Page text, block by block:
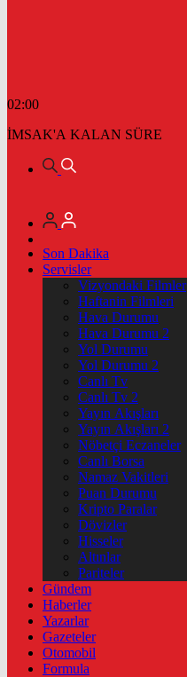
02:00
İMSAK'A KALAN SÜRE
Son Dakika
Servisler
Vizyondaki Filmler
Haftanin Filmleri
Hava Durumu
Hava Durumu 2
Yol Durumu
Yol Durumu 2
Canlı Tv
Canlı Tv 2
Yayın Akışları
Yayın Akışları 2
Nöbetçi Eczaneler
Canlı Borsa
Namaz Vakitleri
Puan Durumu
Kripto Paralar
Dövizler
Hisseler
Altınlar
Pariteler
Gündem
Haberler
Yazarlar
Gazeteler
Otomobil
Formula